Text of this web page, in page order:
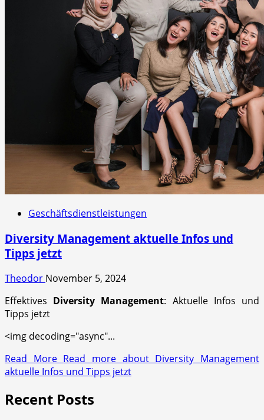
Geschäftsdienstleistungen
Diversity Management aktuelle Infos und
Tipps jetzt
Theodor November 5, 2024
Effektives Diversity Management: Aktuelle Infos und
Tipps jetzt
<img decoding="async"...
Read More Read more about Diversity Management
aktuelle Infos und Tipps jetzt
Recent Posts